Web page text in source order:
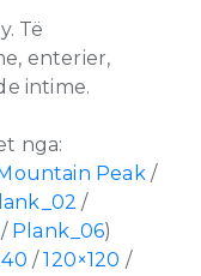
Të
enterier,
intime.
nga:
Peak/
/
/ Plank_06)
/120×120 /